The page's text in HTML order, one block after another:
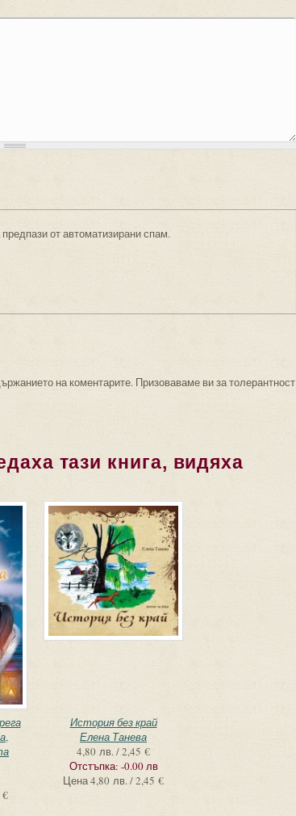
от автоматизирани спам.
на коментарите. Призоваваме ви за толерантност
тази книга, видяха
,
€
История без край
Елена Танева
4,80 лв. / 2,45 €
Отстъпка: -0.00 лв
Цена4,80 лв. / 2,45 €